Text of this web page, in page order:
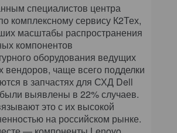
специалистов центра
комплексному сервису К2Тех,
масштабы распространения
компонентов
оборудования ведущих
вендоров, чаще всего подделки
в запчастях для СХД Dell
выявлены в 22% случаев.
это с их высокой
на российском рынке.